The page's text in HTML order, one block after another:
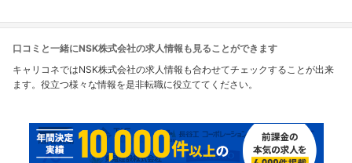
口コミと一緒にNSK株式会社の求人情報も見ることができます
キャリコネではNSK株式会社の求人情報も合わせてチェックすることが出来
ます。役立つ様々な情報を是非転職に役立ててください。